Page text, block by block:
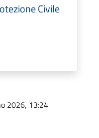
Civile
2026, 13:24